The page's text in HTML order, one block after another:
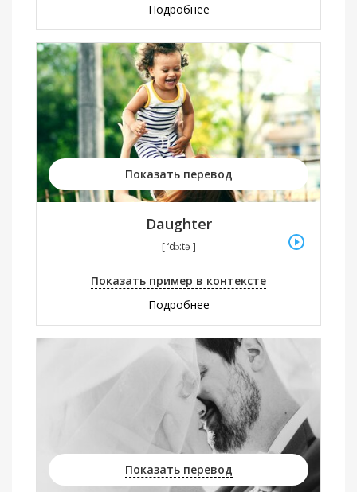
Подробнее
Показать перевод
Daughter
[ ‘dɔ:tə ]
Показать пример в контексте
Подробнее
Показать перевод